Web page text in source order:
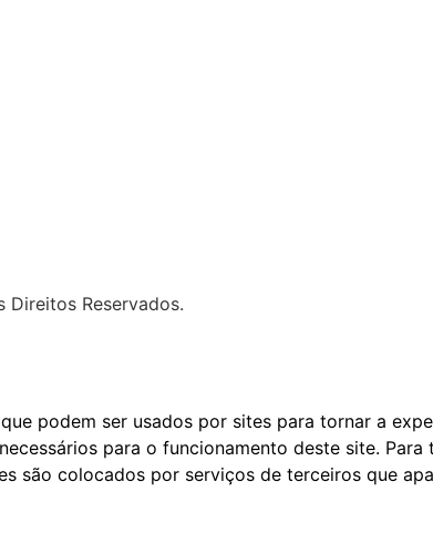
Reservados.
podem ser usados por sites para tornar a
para o funcionamento deste site.
são colocados por serviços de terceiros que